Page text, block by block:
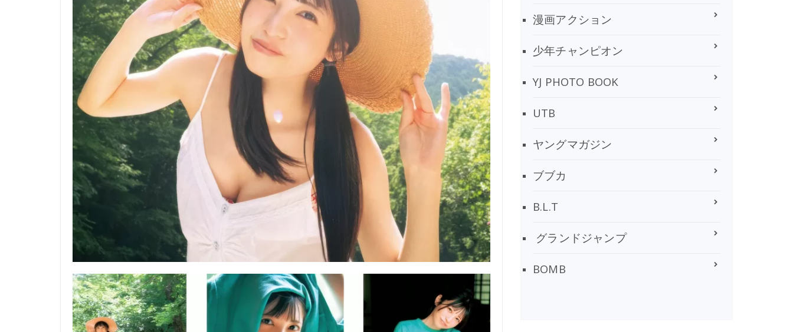
漫画アクション
少年チャンピオン
YJ PHOTO BOOK
UTB
ヤングマガジン
ブブカ
B.L.T
グランドジャンプ
BOMB